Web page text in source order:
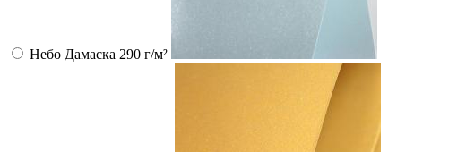
Небо Дамаска 290 г/м²